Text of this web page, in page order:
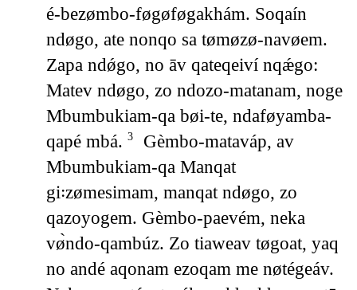
é-bezømbo-føgøføgakhám. Soqaín
ndøgo, ate nonqo sa tømøzø-navøem.
Zapa ndǿgo, no āv qateqeiví nqǽgo:
Matev ndøgo, zo ndozo-matanam, noge
Mbumbukiam-qa bøi-te, ndaføyamba-
qapé mbá. 3
Gèmbo-mataváp, av
Mbumbukiam-qa Manqat
gi꞉zømesimam, manqat ndøgo, zo
qazoyogem. Gèmbo-paevém, neka
vø̀ndo-qambúz. Zo tiaweav tøgoat, yaq
no andé aqonam ezoqam me nøtégeáv.